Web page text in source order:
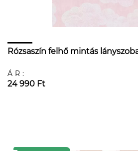
Rózsaszín felhő mintás
ÁR:
24 990 Ft